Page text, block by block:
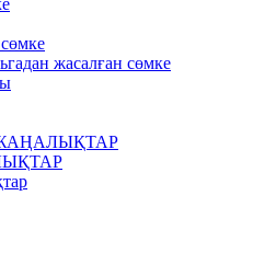
жасалған сөмке